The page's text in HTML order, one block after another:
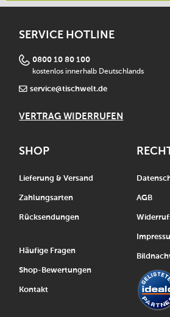
SERVICE HOTLINE
0800 10 80 100
kostenlos innerhalb Deutschlands
service@tischwelt.de
VERTRAG WIDERRUFEN
SHOP
Lieferung & Versand
Zahlungsarten
Rücksendungen
Häufige Fragen
Shop-Bewertungen
Kontakt
AGB